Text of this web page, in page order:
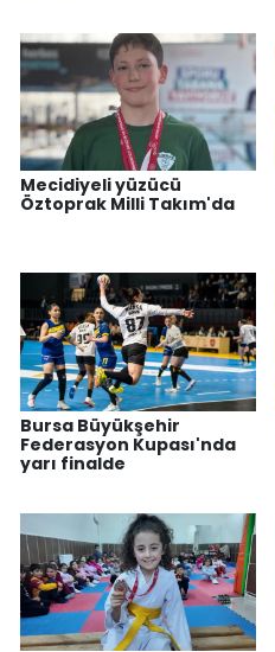
Mecidiyeli yüzücü
Öztoprak Milli Takım'da
Bursa Büyükşehir
Federasyon Kupası'nda
yarı finalde